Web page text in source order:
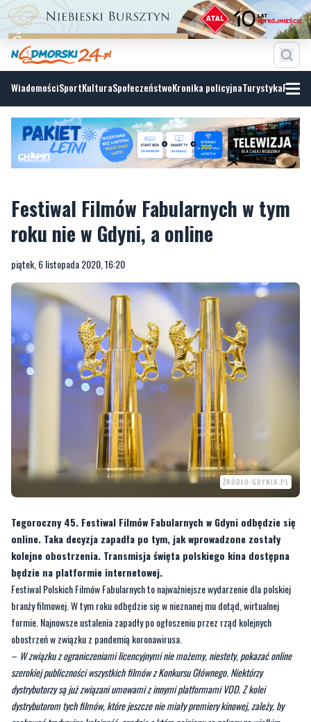
WiadomościSportKulturaSpołeczeństwoKronika policyjnaTurystyka
Festiwal Filmów Fabularnych w tym
roku nie w Gdyni, a online
piątek, 6 listopada 2020, 16:20
ŹRÓDŁO:GDYNIA.PL
Tegoroczny 45. Festiwal Filmów Fabularnych w Gdyni odbędzie się
online. Taka decyzja zapadła po tym, jak wprowadzone zostały
kolejne obostrzenia. Transmisja święta polskiego kina dostępna
będzie na platformie internetowej.
Festiwal Polskich Filmów Fabularnych to najważniejsze wydarzenie dla polskiej
branży filmowej. W tym roku odbędzie się w nieznanej mu dotąd, wirtualnej
formie. Najnowsze ustalenia zapadły po ogłoszeniu przez rząd kolejnych
obostrzeń w związku z pandemią koronawirusa.
– W związku z ograniczeniami licencyjnymi nie możemy, niestety, pokazać online
szerokiej publiczności wszystkich filmów z Konkursu Głównego. Niektórzy
dystrybutorzy są już związani umowami z innymi platformami VOD. Z kolei
dystrybutorom tych filmów, które jeszcze nie miały premiery kinowej, zależy, by